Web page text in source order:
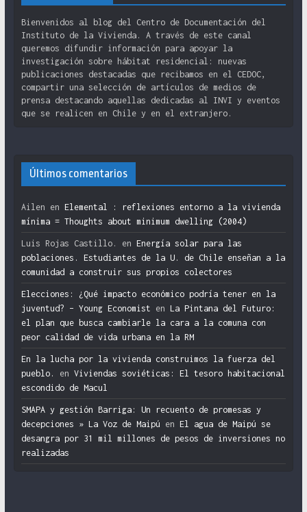
Bienvenidos al blog del Centro de Documentación del
Instituto de la Vivienda. A través de este canal
queremos difundir información para apoyar la
investigación sobre hábitat residencial: nuevas
publicaciones destacadas que recibamos en el CEDOC,
compartir una selección de artículos de medios de
prensa destacando aquellas dedicadas al INVI y eventos
que se realicen en Chile y en el extranjero.
Últimos comentarios
Ailen en Elemental : reflexiones entorno a la vivienda
mínima = Thoughts about minimum dwelling (2004)
Luis Rojas Castillo. en Energía solar para las
poblaciones. Estudiantes de la U. de Chile enseñan a la
comunidad a construir sus propios colectores
Elecciones: ¿Qué impacto económico podría tener en la
juventud? – Young Economist en La Pintana del Futuro:
el plan que busca cambiarle la cara a la comuna con
peor calidad de vida urbana en la RM
En la lucha por la vivienda construimos la fuerza del
pueblo.
en Viviendas soviéticas: El tesoro habitacional
escondido de Macul
SMAPA y gestión Barriga: Un recuento de promesas y
decepciones » La Voz de Maipú en El agua de Maipú se
desangra por 31 mil millones de pesos de inversiones no
realizadas